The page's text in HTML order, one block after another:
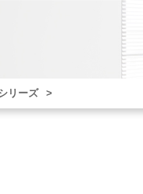
リーズ